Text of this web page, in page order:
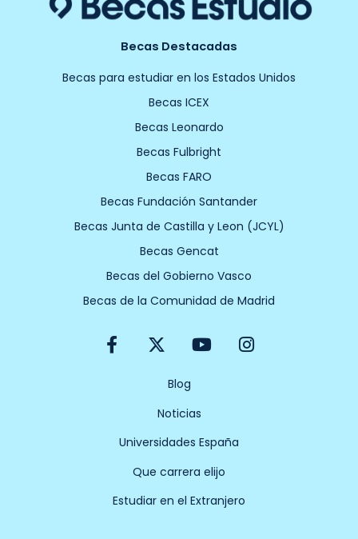
Becas Destacadas
Becas para estudiar en los Estados Unidos
Becas ICEX
Becas Leonardo
Becas Fulbright
Becas FARO
Becas Fundación Santander
Becas Junta de Castilla y Leon (JCYL)
Becas Gencat
Becas del Gobierno Vasco
Becas de la Comunidad de Madrid
F
a
o
f
X
-
w
i
t
t
r
Y
o
u
b
e
I
n
Blog
Noticias
Universidades España
Que carrera elijo
Estudiar en el Extranjero